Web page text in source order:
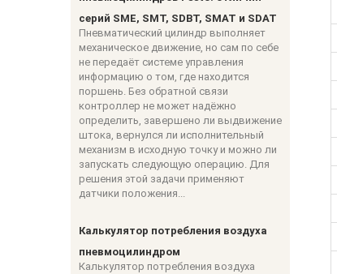
серий SME, SMT, SDBT, SMAT и SDAT
Пневматический цилиндр выполняет
механическое движение, но сам по себе
не передаёт системе управления
информацию о том, где находится
поршень. Без обратной связи
контроллер не может надёжно
определить, завершено ли выдвижение
штока, вернулся ли исполнительный
механизм в исходную точку и можно ли
запускать следующую операцию. Для
решения этой задачи применяют
датчики положения...
Калькулятор потребления воздуха
пневмоцилиндром
Калькулятор потребления воздуха